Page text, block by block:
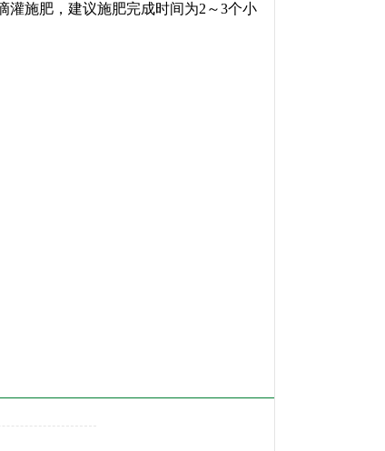
灌施肥，建议施肥完成时间为2～3个小